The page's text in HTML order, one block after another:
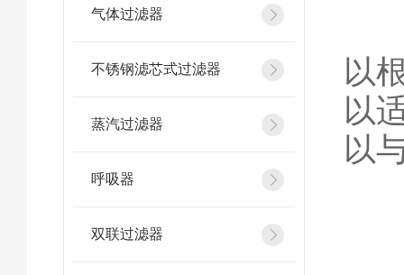
气体过滤器
不锈钢滤芯式过滤器
蒸汽过滤器
呼吸器
双联过滤器
以
以
以